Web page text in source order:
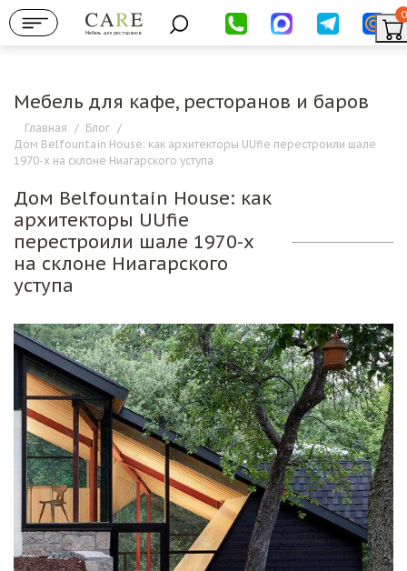
Мебель для ресторанов
0
Мебель для кафе, ресторанов и баров
Главная / Блог /
Дом Belfountain House: как архитекторы UUfie перестроили шале
1970-х на склоне Ниагарского уступа
Дом Belfountain House: как
архитекторы UUfie
перестроили шале 1970-х
на склоне Ниагарского
уступа